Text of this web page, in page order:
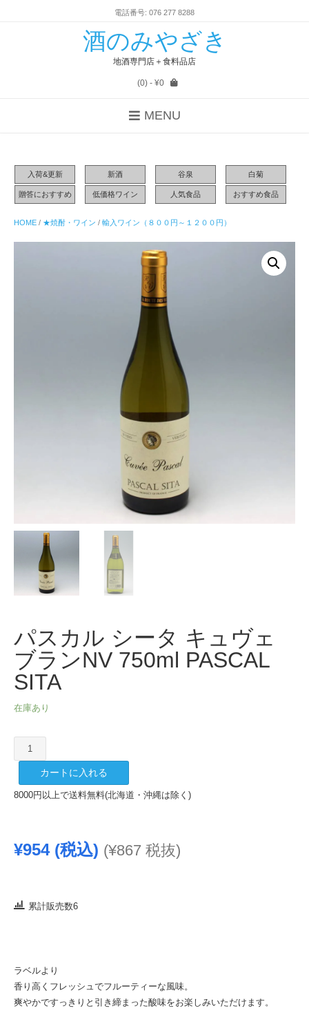
電話番号: 076 277 8288
酒のみやざき
地酒専門店＋食料品店
(0)- ¥0
MENU
入荷&更新 新酒 谷泉 白菊
贈答におすすめ 低価格ワイン 人気食品 おすすめ食品
HOME / ★焼酎・ワイン / 輸入ワイン（８００円～１２００円）
パスカル シータ キュヴェ
ブランNV 750ml PASCAL
SITA
在庫あり
ス
ル
キ
ェ
NV
750ml
PASCAL
カートに入れる
8000円以上で送料無料(北海道・沖縄は除く)
¥954(税込) (¥867 税抜)
累計販売数6
ラベルより
香り高くフレッシュでフルーティーな風味。
爽やかですっきりと引き締まった酸味をお楽しみいただけます。